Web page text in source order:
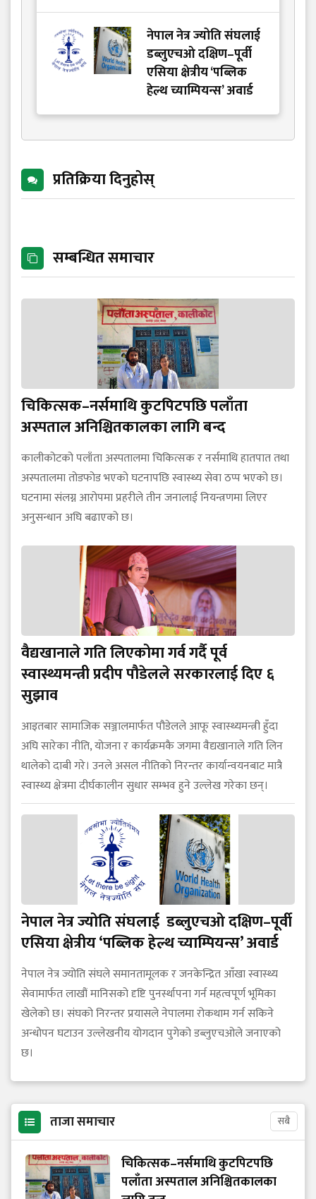
नेपाल नेत्र ज्योति संघलाई
डब्लुएचओ दक्षिण–पूर्वी
एसिया क्षेत्रीय ‘पब्लिक
हेल्थ च्याम्पियन्स’ अवार्ड
प्रतिक्रिया दिनुहोस्
सम्बन्धित समाचार
चिकित्सक–नर्समाथि कुटपिटपछि पलाँता
अस्पताल अनिश्चितकालका लागि बन्द
कालीकोटको पलाँता अस्पतालमा चिकित्सक र नर्समाथि हातपात तथा
अस्पतालमा तोडफोड भएको घटनापछि स्वास्थ्य सेवा ठप्प भएको छ।
घटनामा संलग्न आरोपमा प्रहरीले तीन जनालाई नियन्त्रणमा लिएर
अनुसन्धान अघि बढाएको छ।
वैद्यखानाले गति लिएकोमा गर्व गर्दै पूर्व
स्वास्थ्यमन्त्री प्रदीप पौडेलले सरकारलाई दिए ६
सुझाव
आइतबार सामाजिक सञ्जालमार्फत पौडेलले आफू स्वास्थ्यमन्त्री हुँदा
अघि सारेका नीति, योजना र कार्यक्रमकै जगमा वैद्यखानाले गति लिन
थालेको दाबी गरे। उनले असल नीतिको निरन्तर कार्यान्वयनबाट मात्रै
स्वास्थ्य क्षेत्रमा दीर्घकालीन सुधार सम्भव हुने उल्लेख गरेका छन्।
नेपाल नेत्र ज्योति संघलाई डब्लुएचओ दक्षिण–पूर्वी
एसिया क्षेत्रीय ‘पब्लिक हेल्थ च्याम्पियन्स’ अवार्ड
नेपाल नेत्र ज्योति संघले समानतामूलक र जनकेन्द्रित आँखा स्वास्थ्य
सेवामार्फत लाखौं मानिसको दृष्टि पुनर्स्थापना गर्न महत्वपूर्ण भूमिका
खेलेको छ। संघको निरन्तर प्रयासले नेपालमा रोकथाम गर्न सकिने
अन्धोपन घटाउन उल्लेखनीय योगदान पुगेको डब्लुएचओले जनाएको
छ।
ताजा समाचार सबै
चिकित्सक–नर्समाथि कुटपिटपछि
पलाँता अस्पताल अनिश्चितकालका